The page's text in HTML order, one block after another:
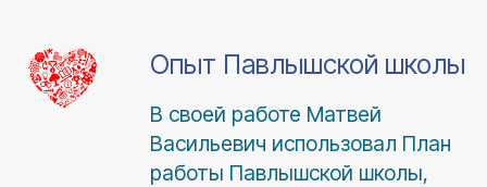
Опыт Павлышской школы
В своей работе Матвей
Васильевич использовал План
работы Павлышской школы,